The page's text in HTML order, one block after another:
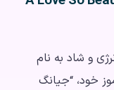
و شاد به نام
خود، “جیانگ